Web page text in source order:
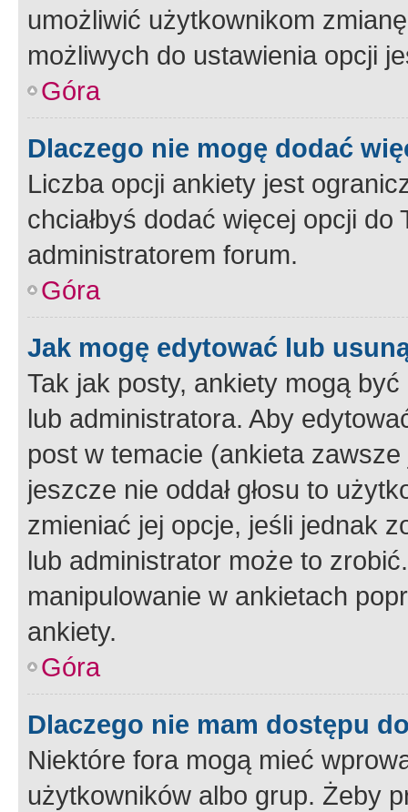
umożliwić użytkownikom
możliwych do ustawienia opcji
Góra
Dlaczego nie mogę dodać
Liczba opcji ankiety jest
chciałbyś dodać więcej opcji
administratorem forum.
Góra
Jak mogę edytować lub
Tak jak posty, ankiety mogą
lub administratora. Aby
post w temacie (ankieta
jeszcze nie oddał głosu to
zmieniać jej opcje, jeśli jednak
lub administrator może to
manipulowanie w ankietach
ankiety.
Góra
Dlaczego nie mam dostępu
Niektóre fora mogą mieć
użytkowników albo grup. Żeby